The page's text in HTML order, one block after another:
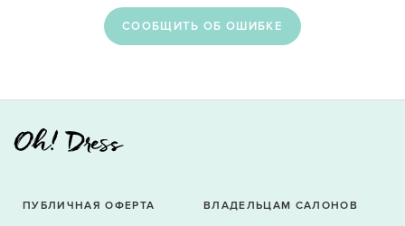
CООБЩИТЬ ОБ ОШИБКЕ
ПУБЛИЧНАЯ ОФЕРТА ВЛАДЕЛЬЦАМ САЛОНОВ